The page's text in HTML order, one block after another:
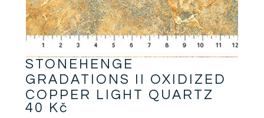
STONEHENGE
GRADATIONS II OXIDIZED
COPPER LIGHT QUARTZ
40
Kč